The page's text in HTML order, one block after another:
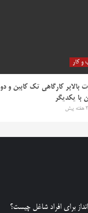
و کار
بالابر کارگاهی تک کابین و دو
با یکدیگر
2 هفته پیش
برای افراد شاغل چیست؟